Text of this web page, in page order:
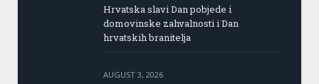
Hrvatska slavi Dan pobjede i
domovinske zahvalnosti i Dan
hrvatskih branitelja
AUGUST 3, 2026